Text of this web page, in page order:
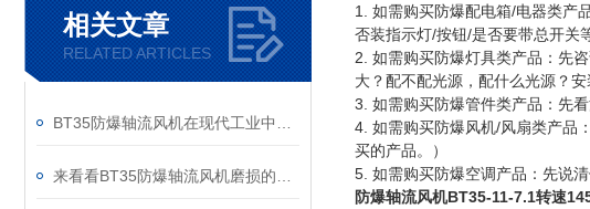
相关文章
RELATED ARTICLES
1. 如需购买防爆配电箱/电器类产
否装指示灯/按钮/是否要带总开关
2. 如需购买防爆灯具类产品：先
大？配不配光源，配什么光源？
3. 如需购买防爆管件类产品：先
4. 如需购买防爆风机/风扇类产品
买的产品。）
5. 如需购买防爆空调产品：先说
防爆轴流风机BT35-11-7.1转速